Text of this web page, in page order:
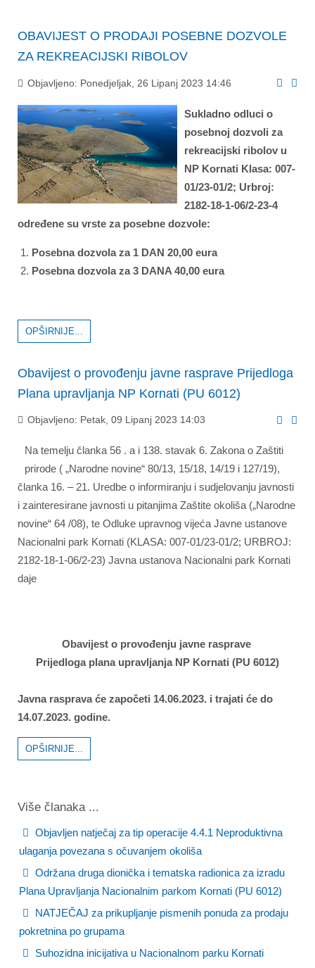
OBAVIJEST O PRODAJI POSEBNE DOZVOLE
ZA REKREACIJSKI RIBOLOV
Objavljeno: Ponedjeljak, 26 Lipanj 2023 14:46
Sukladno odluci o
posebnoj dozvoli za
rekreacijski ribolov u
NP Kornati Klasa: 007-
01/23-01/2; Urbroj:
2182-18-1-06/2-23-4
određene su vrste za posebne dozvole:
Posebna dozvola za 1 DAN 20,00 eura
Posebna dozvola za 3 DANA 40,00 eura
OPŠIRNIJE...
Obavijest o provođenju javne rasprave Prijedloga
Plana upravljanja NP Kornati (PU 6012)
Objavljeno: Petak, 09 Lipanj 2023 14:03
Na temelju članka 56 . a i 138. stavak 6. Zakona o Zaštiti
prirode ( „Narodne novine“ 80/13, 15/18, 14/19 i 127/19),
članka 16. – 21. Uredbe o informiranju i sudjelovanju javnosti
i zainteresirane javnosti u pitanjima Zaštite okoliša („Narodne
novine“ 64 /08), te Odluke upravnog vijeća Javne ustanove
Nacionalni park Kornati (KLASA: 007-01/23-01/2; URBROJ:
2182-18-1-06/2-23) Javna ustanova Nacionalni park Kornati
daje
Obavijest o provođenju javne rasprave
Prijedloga plana upravljanja NP Kornati (PU 6012)
Javna rasprava će započeti 14.06.2023. i trajati će do
14.07.2023. godine.
OPŠIRNIJE...
Više članaka ...
Objavljen natječaj za tip operacije 4.4.1 Neproduktivna
ulaganja povezana s očuvanjem okoliša
Održana druga dionička i tematska radionica za izradu
Plana Upravljanja Nacionalnim parkom Kornati (PU 6012)
NATJEČAJ za prikupljanje pismenih ponuda za prodaju
pokretnina po grupama
Suhozidna inicijativa u Nacionalnom parku Kornati